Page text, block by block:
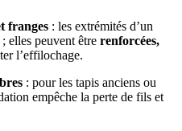
franges : les extrémités d’un
elles peuvent être renforcées,
l’effilochage.
: pour les tapis anciens ou
empêche la perte de fils et